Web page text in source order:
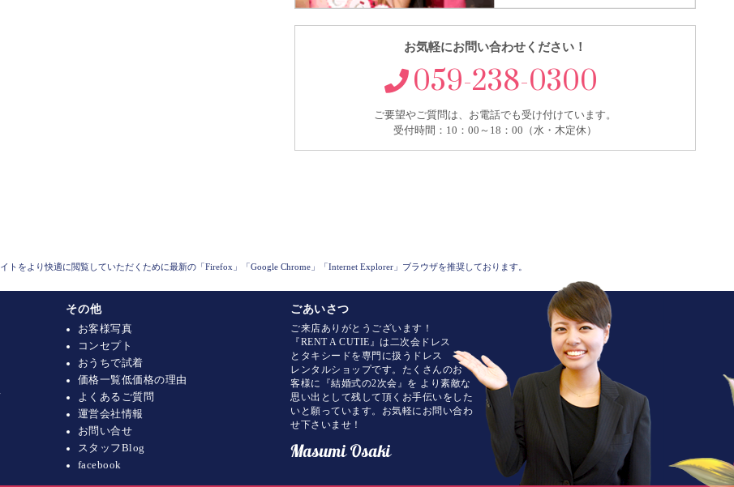
お気軽にお問い合わせください！
059-238-0300
ご要望やご質問は、お電話でも受け付けています。
受付時間：10：00～18：00（水・木定休）
トをより快適に閲覧していただくために最新の「Firefox」「Google Chrome」「Internet Explorer」ブラウザを推奨しております。
その他
お客様写真
コンセプト
おうちで試着
価格一覧低価格の理由
よくあるご質問
運営会社情報
お問い合せ
スタッフBlog
facebook
ごあいさつ
ご来店ありがとうございます！
『RENT A CUTIE』は二次会ドレス
とタキシードを専門に扱うドレス
レンタルショップです。たくさんのお
客様に『結婚式の2次会』を より素敵な
思い出として残して頂くお手伝いをした
いと願っています。お気軽にお問い合わ
せ下さいませ！